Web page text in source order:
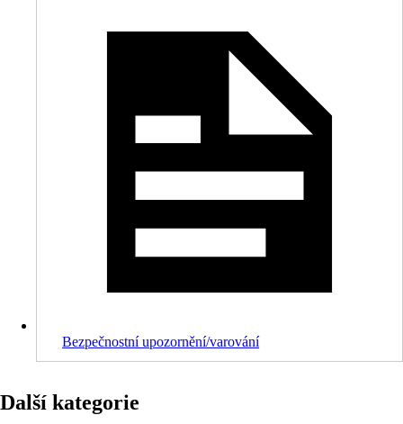
Bezpečnostní upozornění/varování
Další kategorie